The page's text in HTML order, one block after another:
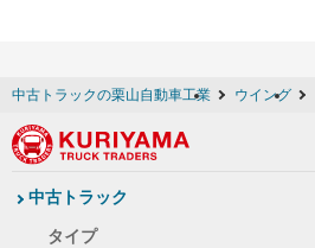
中古トラックの栗山自動車工業 ウイング
中古トラック
タイプ